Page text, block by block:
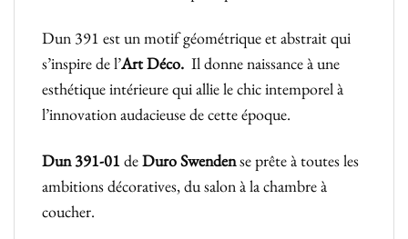
Dun 391 est un motif géométrique et abstrait qui
s’inspire de l’Art Déco. Il donne naissance à une
esthétique intérieure qui allie le chic intemporel à
l’innovation audacieuse de cette époque.
Dun 391-01 deDuro Swendense prête à toutes les
ambitions décoratives, du salon à la chambre à
coucher.